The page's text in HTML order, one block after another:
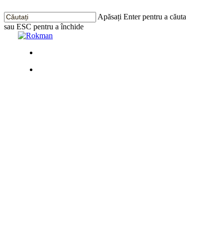
la
conținutul
principal
Apăsați Enter pentru a căuta
sau ESC pentru a închide
Închide
Meniu